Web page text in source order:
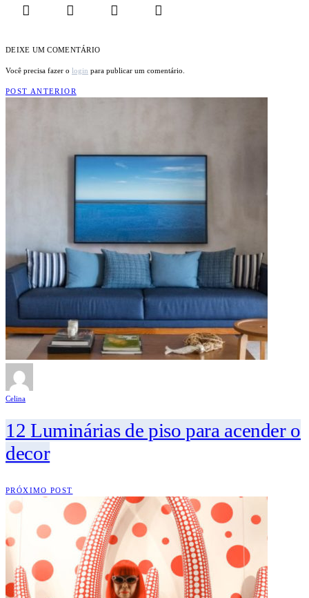
DEIXE UM COMENTÁRIO
Você precisa fazer o login para publicar um comentário.
POST ANTERIOR
Celina
12 Luminárias de piso para acender o
decor
PRÓXIMO POST